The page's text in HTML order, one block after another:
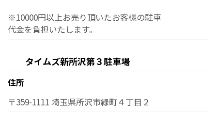
※10000円以上お売り頂いたお客様の駐車
代金を負担いたします。
タイムズ新所沢第３駐車場
住所
〒359-1111 埼玉県所沢市緑町４丁目２